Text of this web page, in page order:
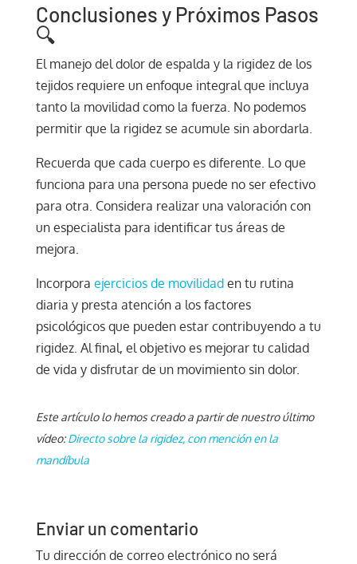
Conclusiones y Próximos Pasos
🔍
El manejo del dolor de espalda y la rigidez de los
tejidos requiere un enfoque integral que incluya
tanto la movilidad como la fuerza. No podemos
permitir que la rigidez se acumule sin abordarla.
Recuerda que cada cuerpo es diferente. Lo que
funciona para una persona puede no ser efectivo
para otra. Considera realizar una valoración con
un especialista para identificar tus áreas de
mejora.
Incorpora ejercicios de movilidaden tu rutina
diaria y presta atención a los factores
psicológicos que pueden estar contribuyendo a tu
rigidez. Al final, el objetivo es mejorar tu calidad
de vida y disfrutar de un movimiento sin dolor.
Este artículo lo hemos creado a partir de nuestro último
vídeo:Directo sobre la rigidez, con mención en la
mandíbula
Enviar un comentario
Tu dirección de correo electrónico no será